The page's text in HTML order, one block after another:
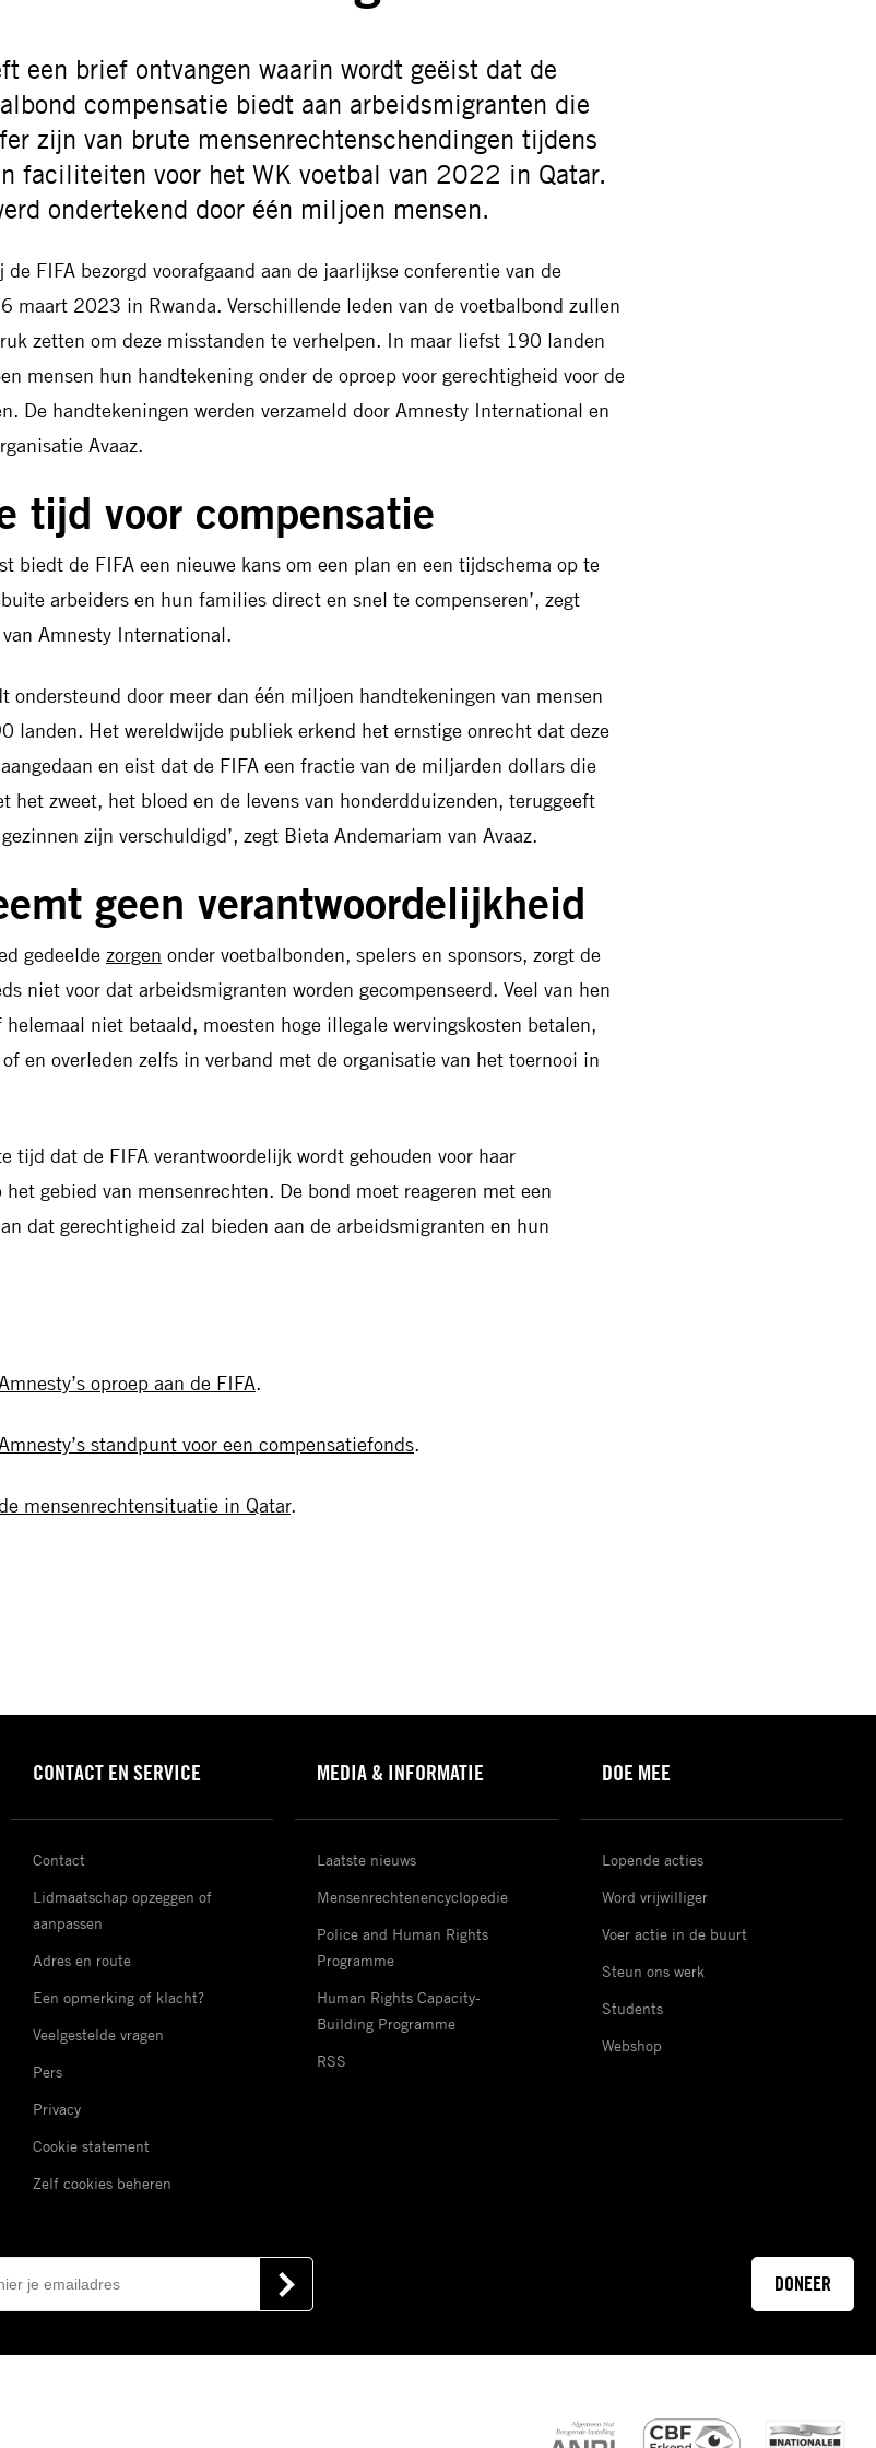
een brief ontvangen waarin wordt geëist dat de
compensatie biedt aan arbeidsmigranten die
zijn van brute mensenrechtenschendingen tijdens
faciliteiten voor het WK voetbal van 2022 in Qatar.
ondertekend door één miljoen mensen.
de FIFA bezorgd voorafgaand aan de jaarlijkse conferentie van de
maart 2023 in Rwanda. Verschillende leden van de voetbalbond zullen
zetten om deze misstanden te verhelpen. In maar liefst 190 landen
mensen hun handtekening onder de oproep voor gerechtigheid voor de
De handtekeningen werden verzameld door Amnesty International en
Avaaz.
tijd voor compensatie
biedt de FIFA een nieuwe kans om een plan en een tijdschema op te
arbeiders en hun families direct en snel te compenseren’, zegt
Amnesty International.
ondersteund door meer dan één miljoen handtekeningen van mensen
landen. Het wereldwijde publiek erkend het ernstige onrecht dat deze
en eist dat de FIFA een fractie van de miljarden dollars die
het zweet, het bloed en de levens van honderdduizenden, teruggeeft
zijn verschuldigd’, zegt Bieta Andemariam van Avaaz.
geen verantwoordelijkheid
gedeelde zorgen onder voetbalbonden, spelers en sponsors, zorgt de
niet voor dat arbeidsmigranten worden gecompenseerd. Veel van hen
helemaal niet betaald, moesten hoge illegale wervingskosten betalen,
en overleden zelfs in verband met de organisatie van het toernooi in
tijd dat de FIFA verantwoordelijk wordt gehouden voor haar
het gebied van mensenrechten. De bond moet reageren met een
dat gerechtigheid zal bieden aan de arbeidsmigranten en hun
oproep aan de FIFA.
standpunt voor een compensatiefonds.
mensenrechtensituatie in Qatar.
CONTACT EN SERVICE
Contact
Lidmaatschap opzeggen of
aanpassen
Adres en route
Een opmerking of klacht?
Veelgestelde vragen
Pers
Privacy
Cookie statement
Zelf cookies beheren
MEDIA & INFORMATIE
Laatste nieuws
Mensenrechtenencyclopedie
Police and Human Rights
Programme
Human Rights Capacity-
Building Programme
RSS
DOE MEE
Lopende acties
Word vrijwilliger
Voer actie in de buurt
Steun ons werk
Students
Webshop
DONEER
VERSTUUR